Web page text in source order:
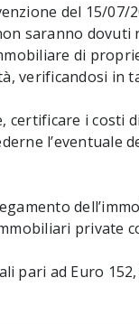
del 15/
saranno dovuti
di
verificandosi in
certificare i costi
private
pari ad Euro